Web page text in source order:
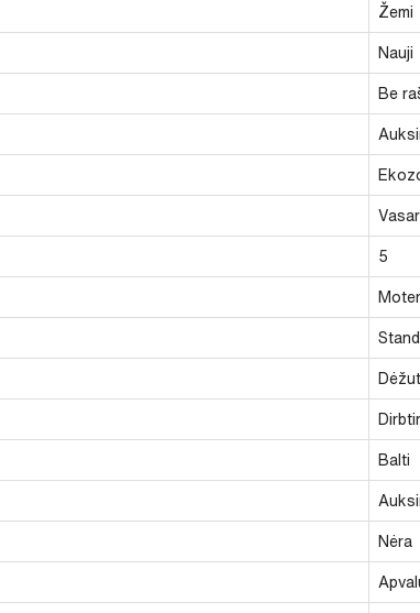
Žemi
Nauji
Be
5
Balti
Nėra